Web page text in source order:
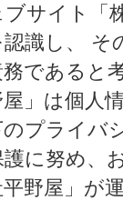
ブサイト「
識し、 そ
務であると
」は個人
のプライバ
に努め、
野屋」が